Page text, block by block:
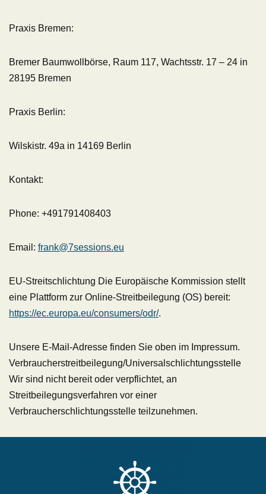
Praxis Bremen:
Bremer Baumwollbörse, Raum 117, Wachtsstr. 17 – 24 in
28195 Bremen
Praxis Berlin:
Wilskistr. 49a in 14169 Berlin
Kontakt:
Phone: +491791408403
Email: frank@7sessions.eu
EU-Streitschlichtung Die Europäische Kommission stellt
eine Plattform zur Online-Streitbeilegung (OS) bereit:
https://ec.europa.eu/consumers/odr/.
Unsere E-Mail-Adresse finden Sie oben im Impressum.
Verbraucherstreitbeilegung/Universalschlichtungsstelle
Wir sind nicht bereit oder verpflichtet, an
Streitbeilegungsverfahren vor einer
Verbraucherschlichtungsstelle teilzunehmen.